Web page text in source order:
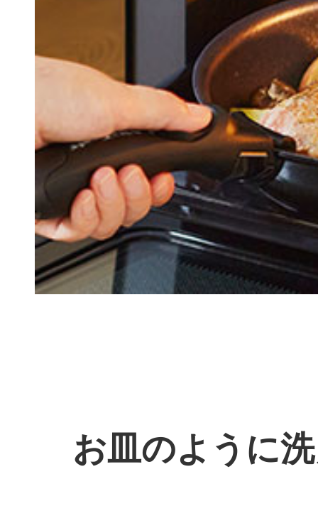
お皿のように